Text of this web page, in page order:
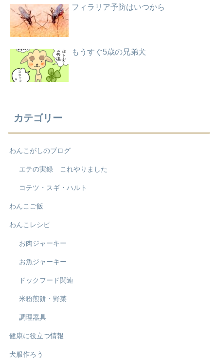
フィラリア予防はいつから
もうすぐ5歳の兄弟犬
カテゴリー
わんこがしのブログ
エテの実録 これやりました
コテツ・スギ・ハルト
わんこご飯
わんこレシピ
お肉ジャーキー
お魚ジャーキー
ドックフード関連
米粉煎餅・野菜
調理器具
健康に役立つ情報
犬服作ろう